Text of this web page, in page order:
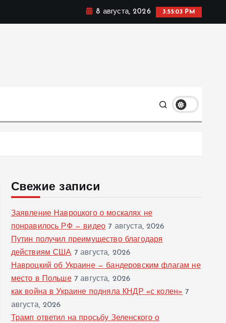
8 августа, 2026 3:55:03 PM
Свежие записи
Заявление Навроцкого о москалях не
понравилось РФ — видео 7 августа, 2026
Путин получил преимущество благодаря
действиям США 7 августа, 2026
Навроцкий об Украине — бандеровским флагам не
место в Польше 7 августа, 2026
как война в Украине подняла КНДР «с колен» 7
августа, 2026
Трамп ответил на просьбу Зеленского о